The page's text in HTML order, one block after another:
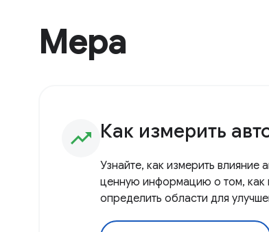
Мера
trending_up Как измерить
Узнайте, как измерить
ценную информацию о том, как
определить области для